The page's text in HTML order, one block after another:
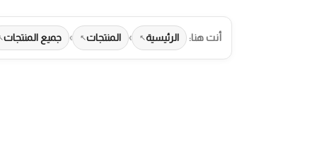
أنت هنا: الرئيسية › المنتجات › جميع المنتجات